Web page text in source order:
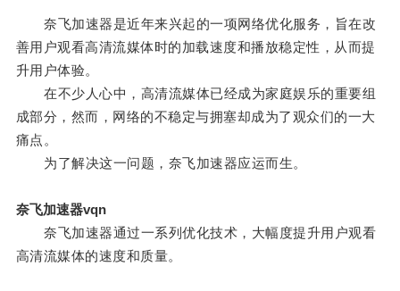
奈飞加速器是近年来兴起的一项网络优化服务，旨在改
善用户观看高清流媒体时的加载速度和播放稳定性，从而提
升用户体验。
在不少人心中，高清流媒体已经成为家庭娱乐的重要组
成部分，然而，网络的不稳定与拥塞却成为了观众们的一大
痛点。
为了解决这一问题，奈飞加速器应运而生。
奈飞加速器vqn
奈飞加速器通过一系列优化技术，大幅度提升用户观看
高清流媒体的速度和质量。